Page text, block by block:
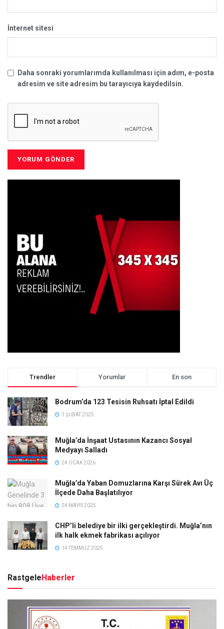
İnternet sitesi
Daha sonraki yorumlarımda kullanılması için adım, e-posta
adresim ve site adresim bu tarayıcıya kaydedilsin.
Trendler Yorumlar En son
Bodrum’da 123 Tesisin Ruhsatı İptal Edildi
1 ŞUBAT 2025
Muğla’da İnşaat Ustasının Kazancı Sosyal
Medyayı Salladı
24 OCAK 2026
Muğla’da Yaban Domuzlarına Karşı Sürek Avı Üç
İlçede Daha Başlatılıyor
24 MAYIS 2025
CHP’li belediye bir ilki gerçekleştirdi. Muğla’nın
ilk halk ekmek fabrikası açılıyor
14 TEMMUZ 2025
RastgeleHaberler